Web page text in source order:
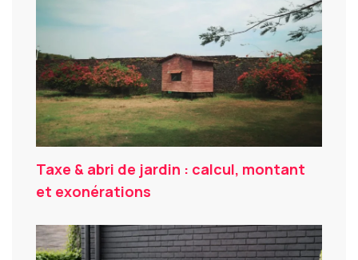
Taxe & abri de jardin : calcul, montant
et exonérations